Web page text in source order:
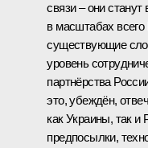
связи – они
в масштабах всего
существующие
уровень
партнёрства
это, убеждён,
как Украины, так
предпосылки,